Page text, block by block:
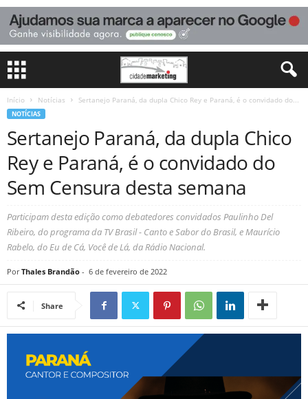
Início Notícias Sertanejo Paraná, da dupla Chico Rey e Paraná, é o convidado do...
NOTÍCIAS
Sertanejo Paraná, da dupla Chico
Rey e Paraná, é o convidado do
Sem Censura desta semana
Participam desta edição como debatedores convidados Paulinho Del
Ribeiro, do programa da TV Brasil - Canto e Sabor do Brasil, e Maurício
Rabelo, do Eu de Cá, Você de Lá, da Rádio Nacional.
Por Thales Brandão - 6 de fevereiro de 2022
Share